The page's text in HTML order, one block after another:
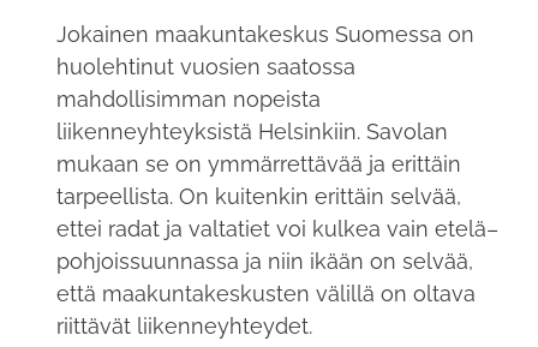
Jokainen maakuntakeskus Suomessa on
huolehtinut vuosien saatossa
mahdollisimman nopeista
liikenneyhteyksistä Helsinkiin. Savolan
mukaan se on ymmärrettävää ja erittäin
tarpeellista. On kuitenkin erittäin selvää,
ettei radat ja valtatiet voi kulkea vain etelä–
pohjoissuunnassa ja niin ikään on selvää,
että maakuntakeskusten välillä on oltava
riittävät liikenneyhteydet.